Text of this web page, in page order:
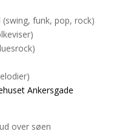
(swing, funk, pop, rock)
Ankersgade